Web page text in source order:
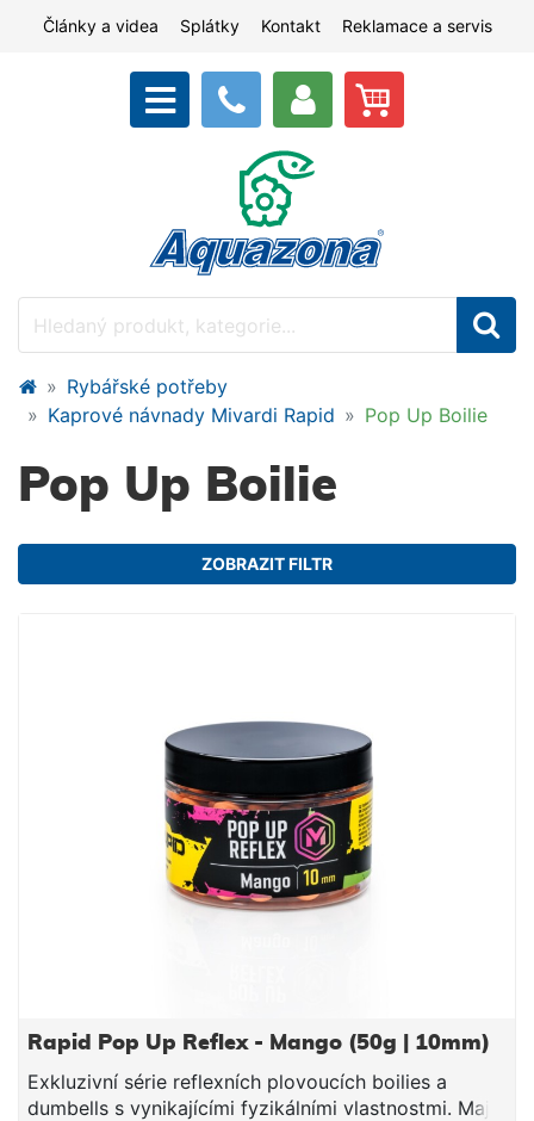
Články a videa Splátky Kontakt Reklamace a servis
Rybářské potřeby
Kaprové návnady Mivardi Rapid
Pop Up Boilie
Pop Up Boilie
ZOBRAZIT FILTR
Rapid Pop Up Reflex - Mango (50g | 10mm)
Exkluzivní série reflexních plovoucích boilies a
dumbells s vynikajícími fyzikálními vlastnostmi. Mají